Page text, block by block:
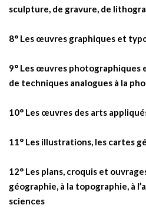
sculpture, de gravure, de
8° Les œuvres graphiques et
9° Les œuvres photographiques
de techniques analogues à la
10° Les œuvres des arts
11° Les illustrations, les cartes
12° Les plans, croquis et
géographie, à la topographie, à
sciences